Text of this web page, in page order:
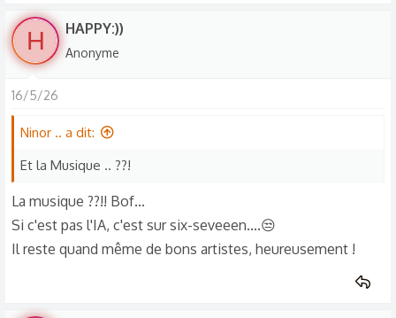
H HAPPY:))
Anonyme
16/5/26
Ninor .. a dit:
Et la Musique .. ??!
La musique ??!! Bof...
Si c'est pas l'IA, c'est sur six-seveeen....😒
Il reste quand même de bons artistes, heureusement !